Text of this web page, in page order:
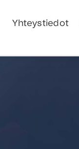
Yhteystiedot